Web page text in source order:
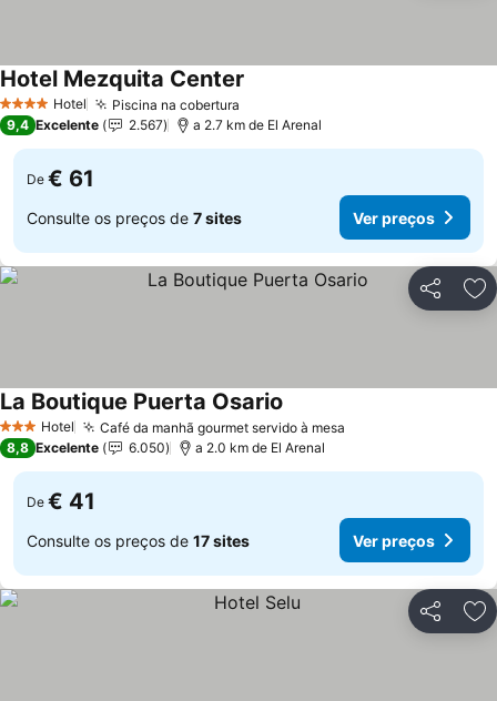
4 EstrelasHotel Piscina na cobertura
Hotel Mezquita Center
9,4 Excelente 2.567 a 2.7 km de El Arenal
De € 61
Consulte os preços de 7 sites Ver preços
Partilhar
3 EstrelasHotel Café da manhã gourmet servido à mesa
La Boutique Puerta Osario
8,8 Excelente 6.050 a 2.0 km de El Arenal
De € 41
Consulte os preços de 17 sites Ver preços
Partilhar